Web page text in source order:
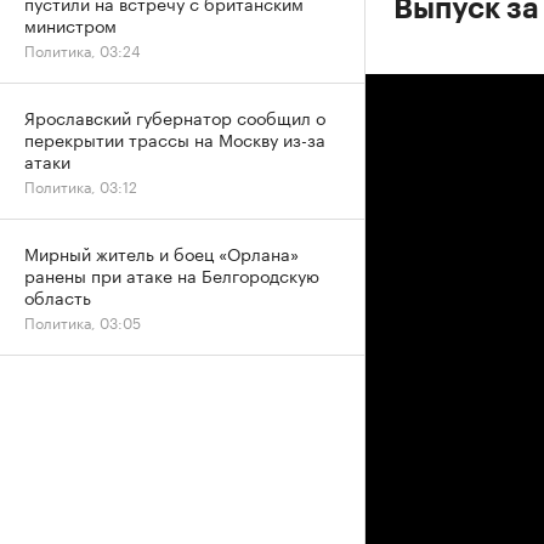
Выпуск
министром
Политика, 03:24
Ярославский губернатор сообщил о
перекрытии трассы на Москву из-за
атаки
Политика, 03:12
Мирный житель и боец «Орлана»
ранены при атаке на Белгородскую
область
Политика, 03:05